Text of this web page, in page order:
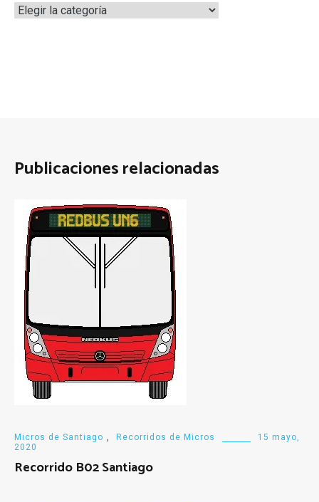
Categorías
Publicaciones relacionadas
Micros de Santiago Recorridos de Micros
15 mayo,
2020
Recorrido B02 Santiago